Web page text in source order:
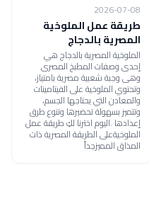
2026-07-08
طريقة عمل الملوخية
المصرية بالدجاج
الملوخية المصرية بالدجاج هي
إحدى وصفات المطبخ المصرى
وهى وجبة شعبية مصرية بامتياز،
وتحتوي الملوخية على الفيتامينات
والمعادن التي يحتاجها الجسم،
وتتميز بسهولة تحضيرها وتنوع طرق
إعدادها .اليوم اخترنا لكِ طريقة عمل
الملوخيةعلى الطريقة المصرية ذات
المذاق المميزجداً